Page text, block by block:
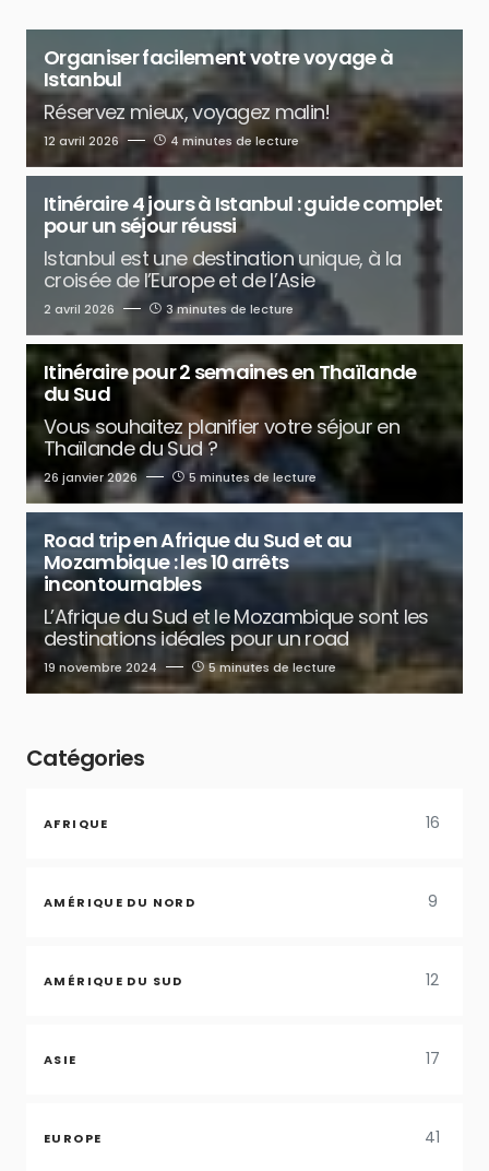
Organiser facilement votre voyage à
Istanbul
Réservez mieux, voyagez malin!
12 avril 2026 4 minutes de lecture
Itinéraire 4 jours à Istanbul : guide complet
pour un séjour réussi
Istanbul est une destination unique, à la
croisée de l’Europe et de l’Asie
2 avril 2026 3 minutes de lecture
Itinéraire pour 2 semaines en Thaïlande
du Sud
Vous souhaitez planifier votre séjour en
Thaïlande du Sud ?
26 janvier 2026 5 minutes de lecture
Road trip en Afrique du Sud et au
Mozambique : les 10 arrêts
incontournables
L’Afrique du Sud et le Mozambique sont les
destinations idéales pour un road
19 novembre 2024 5 minutes de lecture
Catégories
AFRIQUE 16
AMÉRIQUE DU NORD 9
AMÉRIQUE DU SUD 12
ASIE 17
EUROPE 41